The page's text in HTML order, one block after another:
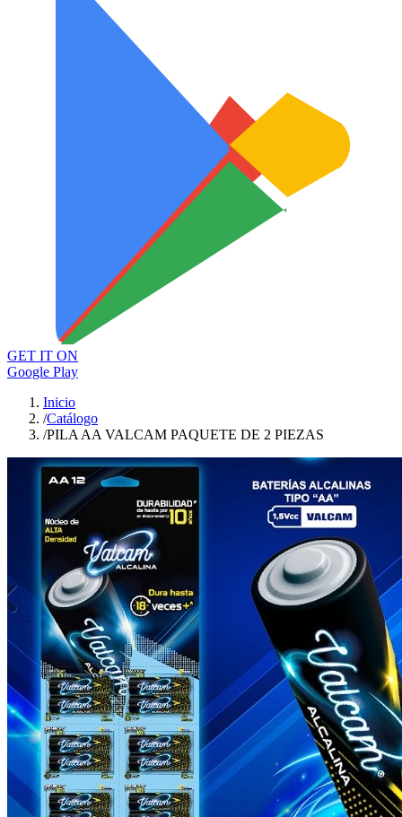
GET IT ON
Google Play
Inicio
/Catálogo
/PILA AA VALCAM PAQUETE DE 2 PIEZAS